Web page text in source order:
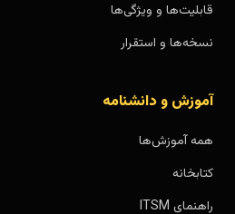
قابلیت‌ها و ویژگی‌ها
نسخه‌ها و استقرار
آموزش و دانشنامه
همه آموزش‌ها
کتابخانه
راهنمای ITSM